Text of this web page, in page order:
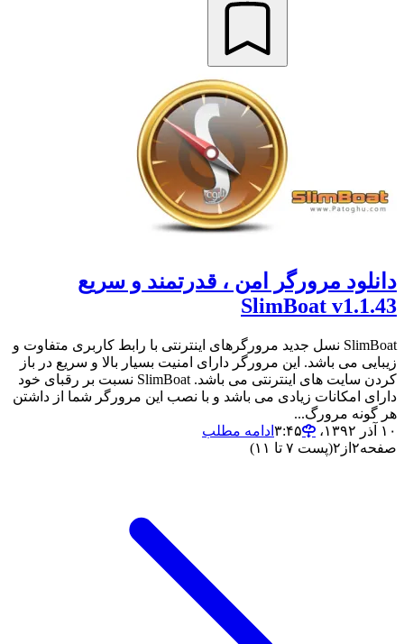
دانلود مرورگر امن ، قدرتمند و سریع
SlimBoat v1.1.43
SlimBoat نسل جدید مرورگرهای اینترنتی با رابط کاربری متفاوت و
زیبایی می باشد. این مرورگر دارای امنیت بسیار بالا و سریع در باز
کردن سایت های اینترنتی می باشد. SlimBoat نسبت بر رقبای خود
دارای امکانات زیادی می باشد و با نصب این مرورگر شما از داشتن
هر گونه مرورگ...
۱۰ آذر ۱۳۹۲،‏ ۳:۴۵
ادامه مطلب
صفحه۲ از ۲(پست ۷ تا ۱۱)